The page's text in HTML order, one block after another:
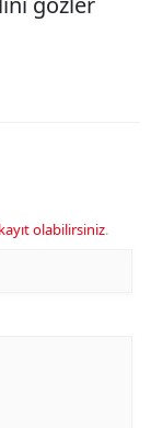
kayıt olabilirsiniz.